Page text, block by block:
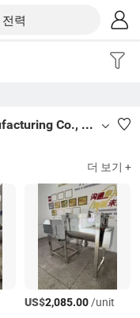
Jiangyin Chenyuan Machinery Manufacturing Co., Ltd.
더 보기 +
US$2,085.00/unit